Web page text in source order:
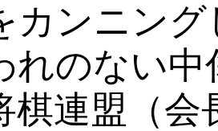
カンニン
れのない
棋連盟（